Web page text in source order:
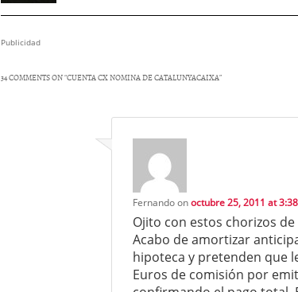
Publicidad
34 COMMENTS ON “CUENTA CX NOMINA DE CATALUNYACAIXA”
Fernandoonoctubre 25, 2011 at
Ojito con estos chorizos de
Acabo de amortizar
hipoteca y pretenden que
Euros de comisión por